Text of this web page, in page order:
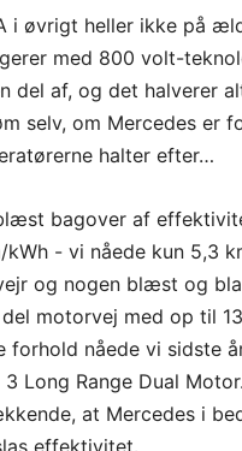
i øvrigt heller ikke på
med 800 volt-
del af, og det halverer
selv, om Mercedes er
halter efter…
bagover af
kWh - vi nåede kun 5,3
og nogen blæst og
motorvej med op til
forhold nåede vi sidste
3 Long Range Dual
at Mercedes i